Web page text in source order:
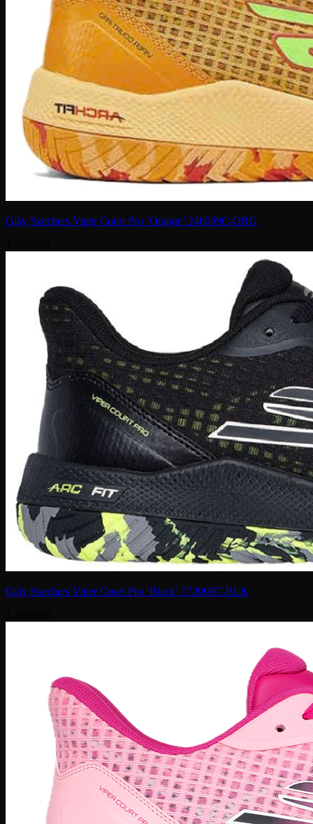
Giày Skechers Viper Court Pro ‘Orange’ 246069C-ORG
Giày Skechers Viper Court Pro ‘Black’ 172069C-BLK